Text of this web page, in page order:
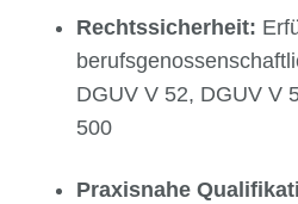
Rechtssicherheit:
DGUV V 52, DGUV V
500
Praxisnahe